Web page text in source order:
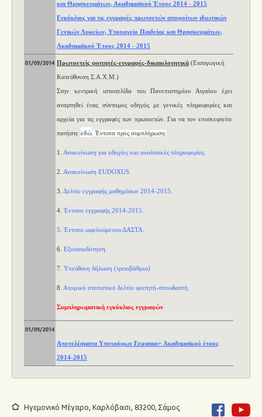
και Θρησκευμάτων, Ακαδημαϊκού Έτους 2014 - 2015
Εγκύκλιος για τις εγγραφές πρωτοετών αποφοίτων ιδιωτικών
Γενικών Λυκείων, Υπουργείο Παιδείας και Θρησκευμάτων,
Ακαδημαϊκού Έτους 2014 - 2015
01/09/2014 Πρωτοετείς φοιτητές-εγγραφές-δικαιολογητικά (Εισαγωγική
Κατεύθυνση Σ.Α.Χ.Μ.)
Στην κεντρική ιστοσελίδα του Πανεπιστημίου Αιγαίου έχει
αναρτηθεί ένας σύντομος οδηγός με γενικές πληροφορίες και
αρχεία για τις εγγραφές των πρωτοετών. Για να τον επισκεφτείτε
πατήστε εδώ . Έντυπα προς συμπλήρωση:
1. Ανακοίνωση για οδηγίες και αναλυτικές πληροφορίες.
2. Ανακοίνωση EUDOXUS.
3. Δελτίο εγγραφής μαθημάτων 2014-2015.
4.Έντυπο εγγραφής 2014-2015.
5.Έντυπο ωφελούμενου ΔΑΣΤΑ.
6. Εξουσιοδότηση.
7. Υπεύθυνη δήλωση (τριτοβάθμια)
8. Ατομικό στατιστικό δελτίο φοιτητή-σπουδαστή.
Συμπληρωματική εγκύκλιος εγγραφών
01/09/2014
Αποτελέσματα Υποτρόφων Erasmus+ Ακαδημαϊκού έτους
2014-2015
Ηγεμονικό Μέγαρο, Καρλόβασι, 83200, Σάμος